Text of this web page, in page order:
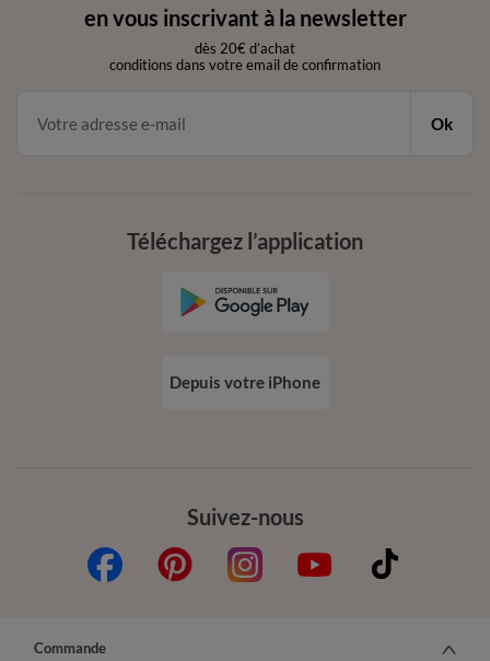
en vous inscrivant à la newsletter
dès 20€ d’achat
conditions dans votre email de confirmation
Ok
Suivez-nous
Téléchargez l’application
Depuis votre iPhone
Commande